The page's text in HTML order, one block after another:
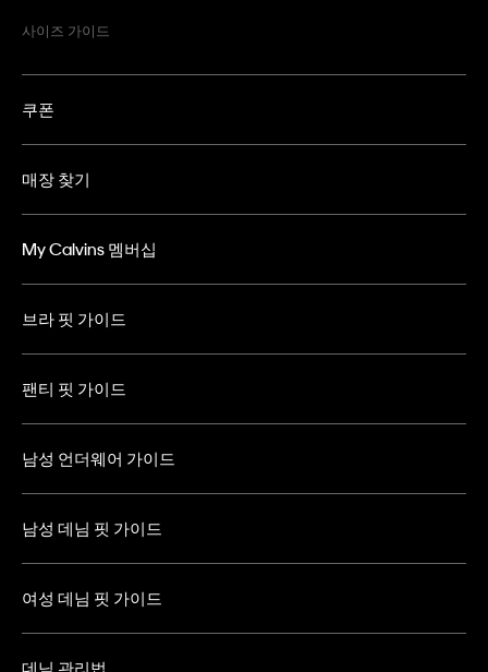
사이즈 가이드
쿠폰
매장 찾기
My Calvins 멤버십
브라 핏 가이드
팬티 핏 가이드
남성 언더웨어 가이드
남성 데님 핏 가이드
여성 데님 핏 가이드
데님 관리법